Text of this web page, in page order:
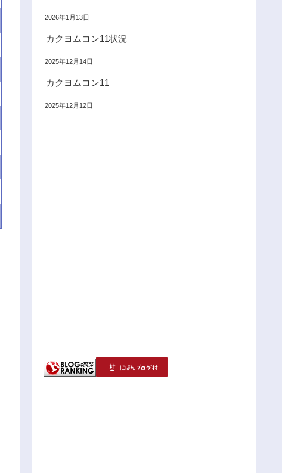
2026年1月13日
カクヨムコン11状況
2025年12月14日
カクヨムコン11
2025年12月12日